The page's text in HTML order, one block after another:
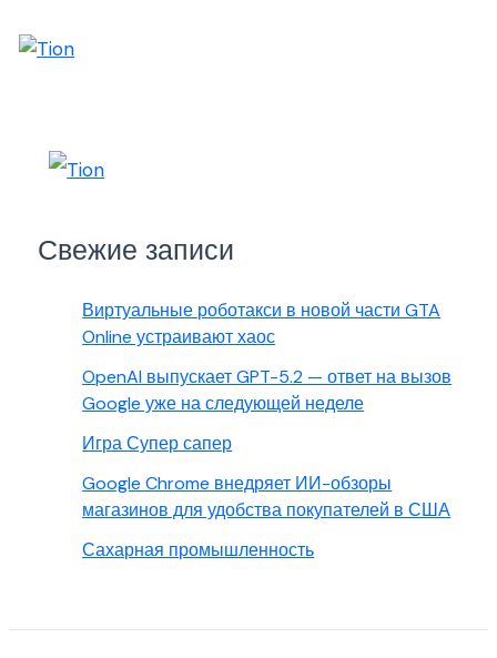
Свежие записи
Виртуальные роботакси в новой части GTA
Online устраивают хаос
OpenAI выпускает GPT-5.2 — ответ на вызов
Google уже на следующей неделе
Игра Супер сапер
Google Chrome внедряет ИИ-обзоры
магазинов для удобства покупателей в США
Сахарная промышленность